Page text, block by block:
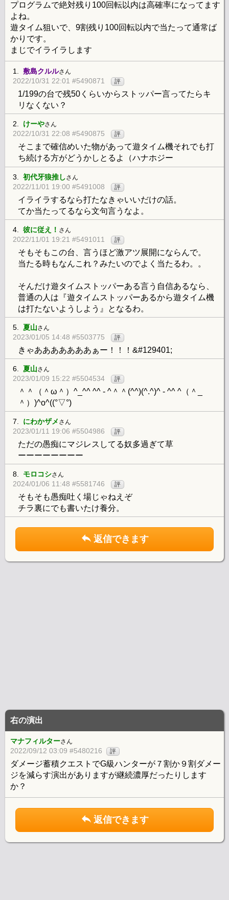
プログラムで絶対残り100回転以内は高確率になってます
よね。
遊タイム狙いで、9割残り100回転以内で当たって通常ば
かりです。
まじでイライラします
1. 敷島クルルさん
2022/10/31 22:01 #5490871 評
1/199の台で残50くらいからストッパー言ってたらキ
リなくない？
2. けーやさん
2022/10/31 22:08 #5490875 評
そこまで確信めいた物があって遊タイム機それでも打
ち続ける方がどうかしとるよ（ハナホジー
3. 初代牙狼推しさん
2022/11/01 19:00 #5491008 評
イライラするなら打たなきゃいいだけの話。
てか当たってるなら文句言うなよ。
4. 彼に従え！ さん
2022/11/01 19:21 #5491011 評
そもそもこの台、言うほど激アツ展開にならんで。
当たる時もなんこれ？みたいのでよく当たるわ。。
そんだけ遊タイムストッパーある言う自信あるなら、
普通の人は『遊タイムストッパーあるから遊タイム機
は打たないようしよう』となるわ。
5. 夏山さん
2023/01/05 14:48 #5503775 評
きゃあああああああぁー！！！&#129401;
6. 夏山さん
2023/01/09 15:22 #5504534 評
＾＾（＾ω＾）^_^^ ^^ - ^＾＾(^^)(^.^)^ - ^^ ^（＾_
＾）)^o^((°▽°)
7. にわかザメ さん
2023/01/11 19:06 #5504986 評
ただの愚痴にマジレスしてる奴多過ぎて草
ーーーーーーーー
8. モロコシさん
2024/01/06 11:48 #5581746 評
そもそも愚痴吐く場じゃねえぞ
チラ裏にでも書いたけ養分。
返信できます
右の演出
マナフィルターさん
2022/09/12 03:09 #5480216 評
ダメージ蓄積クエストでG級ハンターが７割か９割ダメー
ジを減らす演出がありますが継続濃厚だったりします
か？
返信できます